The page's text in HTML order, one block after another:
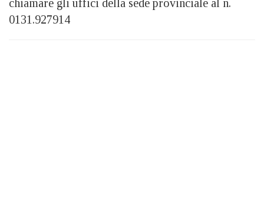
chiamare gli uffici della sede provinciale al n.
0131.927914